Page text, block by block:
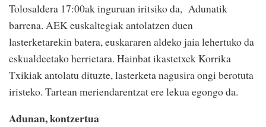
Tolosaldera 17:00ak inguruan iritsiko da, Adunatik
barrena. AEK euskaltegiak antolatzen duen
lasterketarekin batera, euskararen aldeko jaia lehertuko da
eskualdeetako herrietara. Hainbat ikastetxek Korrika
Txikiak antolatu dituzte, lasterketa nagusira ongi berotuta
iristeko. Tartean meriendarentzat ere lekua egongo da.
Adunan, kontzertua